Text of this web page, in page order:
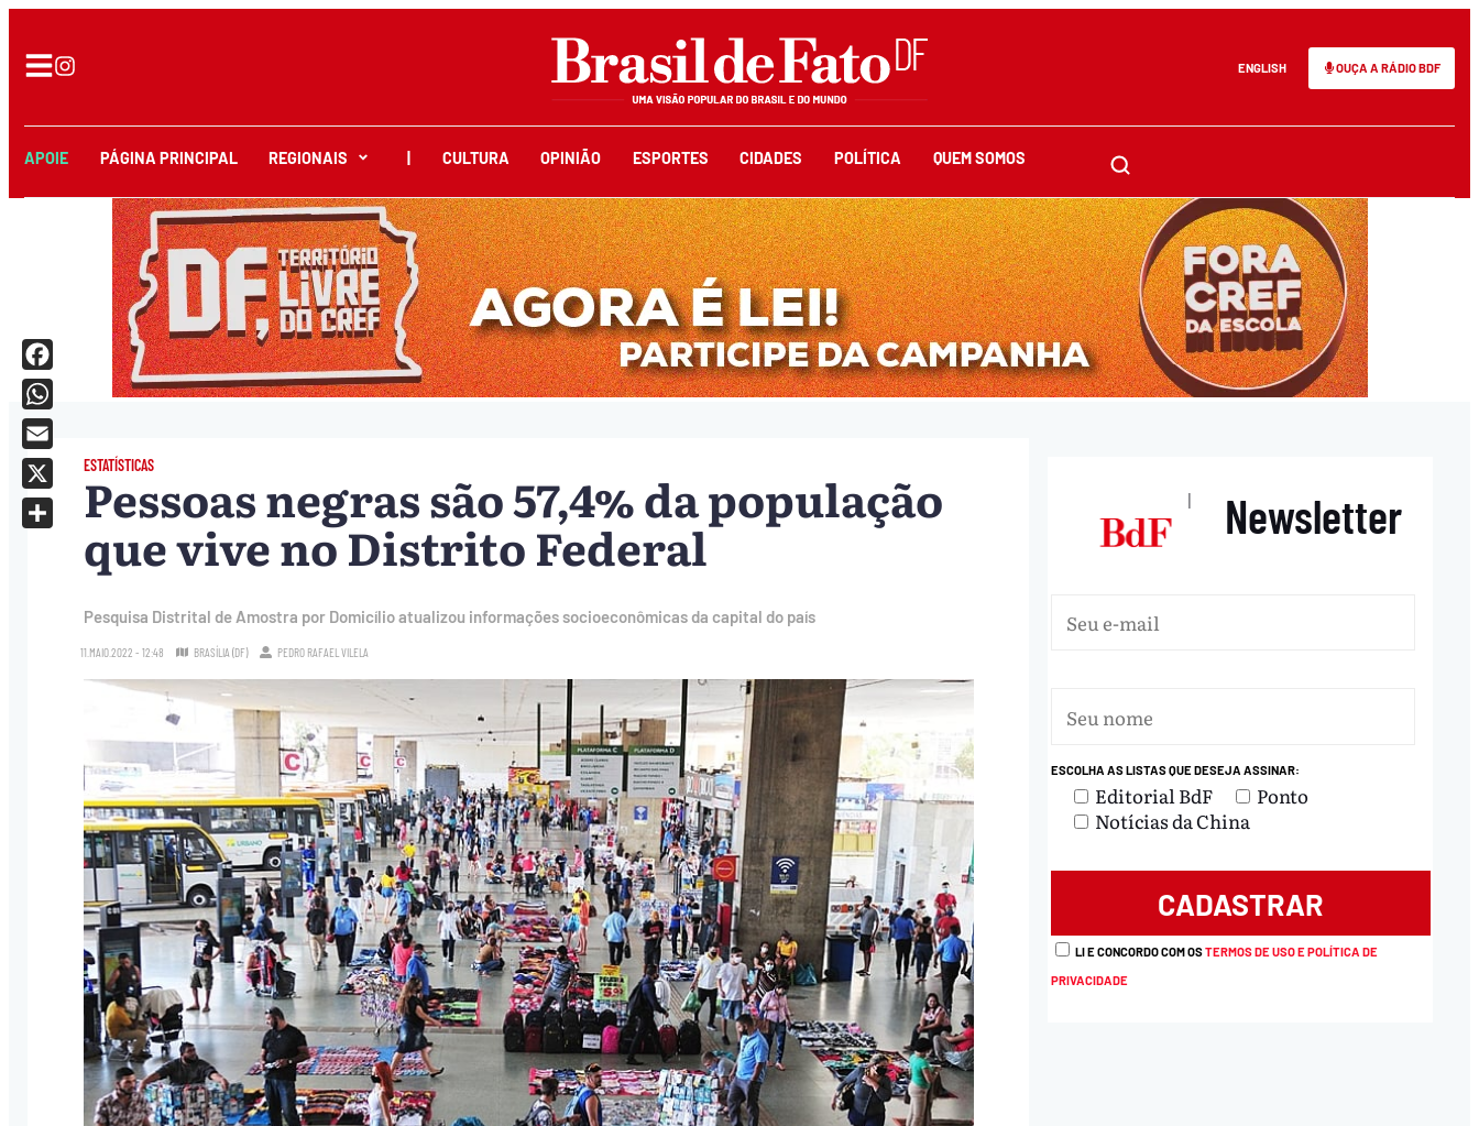
ENGLISH OUÇA A RÁDIO BDF
APOIE PÁGINA PRINCIPAL REGIONAIS CULTURA OPINIÃO ESPORTES CIDADES POLÍTICA QUEM SOMOS
ESTATÍSTICAS
Pessoas negras são 57,4% da população
que vive no Distrito Federal
Pesquisa Distrital de Amostra por Domicílio atualizou informações socioeconômicas da capital do país
11.MAIO.2022 - 12:48 BRASÍLIA (DF) PEDRO RAFAEL VILELA
Facebook
WhatsApp
Email
X
| Newsletter
ESCOLHA AS LISTAS QUE DESEJA ASSINAR:
Editorial BdF
Ponto
Notícias da China
LI E CONCORDO COM OSTERMOS DE USO E POLÍTICA DE
PRIVACIDADE